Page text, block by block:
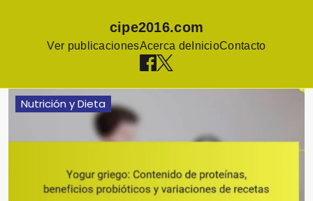
cipe2016.com
Ver publicacionesAcerca de InicioContacto
Skip
Nutrición y Dieta